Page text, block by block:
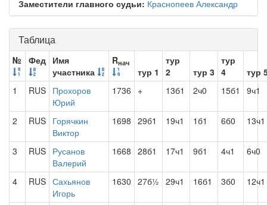
Заместители главного судьи: Краснопеев Александр
Таблица
№ Фед Имя
участника
Rнач
тур 1
тур
2
тур 3
тур
4
тур
1
RUS Прохоров
Юрий
1736 + 13б1 2ч0 15б1 9ч1
2 RUS Горячкин
Виктор
1698 29б1 19ч1 1б1 6б0 13ч1
3 RUS Русанов
Валерий
1668 28б1 17ч1 9б1 4ч1 6ч0
4 RUS Сахьянов
Игорь
1630 27б½ 29ч1 16б1 3б0 12ч1